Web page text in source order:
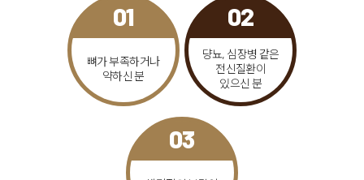
01
뼈가 부족하거나
약하신 분
02
댱뇨, 심장병 같은
전신질환이
있으신 분
03